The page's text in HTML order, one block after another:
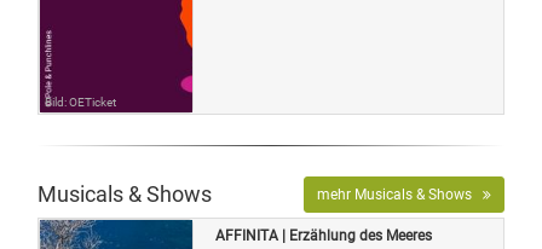
Bild: OETicket
Musicals & Shows mehr Musicals & Shows
AFFINITA | Erzählung des Meeres